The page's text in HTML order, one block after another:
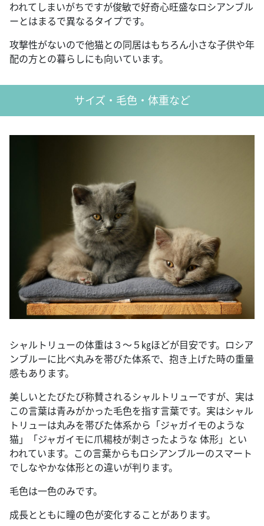
われてしまいがちですが俊敏で好奇心旺盛なロシアンブル
ーとはまるで異なるタイプです。
攻撃性がないので他猫との同居はもちろん小さな子供や年
配の方との暮らしにも向いています。
サイズ・毛色・体重など
シャルトリューの体重は３～５㎏ほどが目安です。ロシア
ンブルーに比べ丸みを帯びた体系で、抱き上げた時の重量
感もあります。
美しいとたびたび称賛されるシャルトリューですが、実は
この言葉は青みがかった毛色を指す言葉です。実はシャル
トリューは丸みを帯びた体系から「ジャガイモのような
猫」「ジャガイモに爪楊枝が刺さったような 体形」とい
われています。この言葉からもロシアンブルーのスマート
でしなやかな体形との違いが判ります。
毛色は一色のみです。
成長とともに瞳の色が変化することがあります。